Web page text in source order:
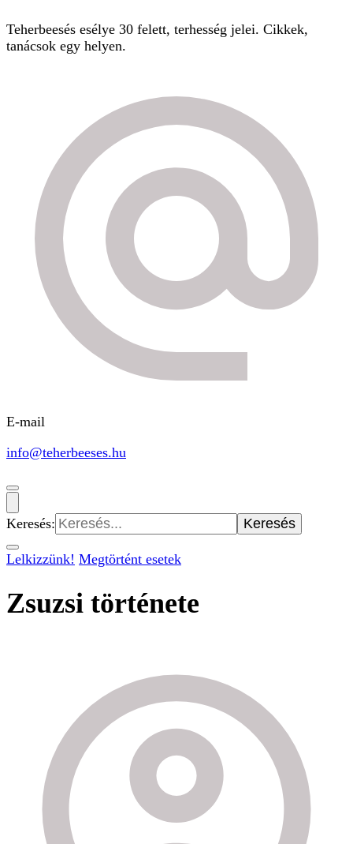
Teherbeesés esélye 30 felett, terhesség jelei. Cikkek,
tanácsok egy helyen.
E-mail
info@teherbeeses.hu
Keresés:
Lelkizzünk! Megtörtént esetek
Zsuzsi története